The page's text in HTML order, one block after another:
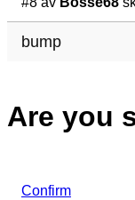
bump
Are you
Confirm